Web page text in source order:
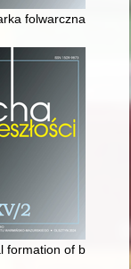
Krawczyk małej
folwarczna w
w Łęczycy w latach
formation of border